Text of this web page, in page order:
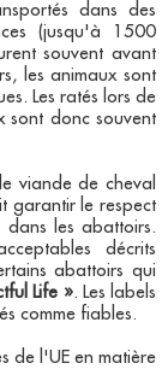
dans des
(jusqu'à 1500
souvent avant
les animaux sont
Les ratés lors de
sont donc souvent
viande de cheval
garantir le respect
dans les abattoirs.
décrits
abattoirs qui
Life ». Les labels
comme fiables.
de l'UE en matière